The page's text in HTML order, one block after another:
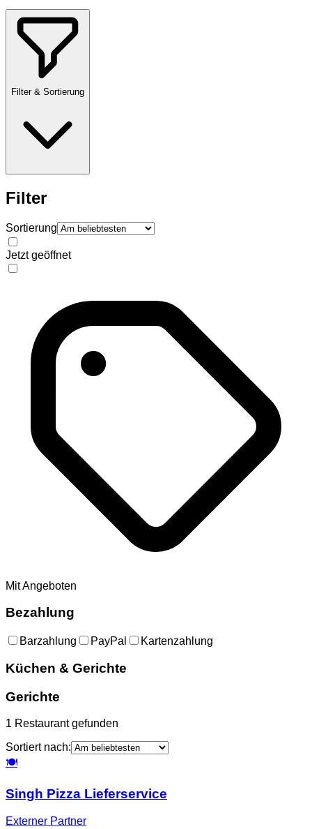
Filter & Sortierung
Filter
Sortierung
Jetzt geöffnet
Mit Angeboten
Bezahlung
Barzahlung PayPal Kartenzahlung
Küchen & Gerichte
Gerichte
1 Restaurantgefunden
Sortiert nach:
🍽️
Singh Pizza Lieferservice
Externer Partner